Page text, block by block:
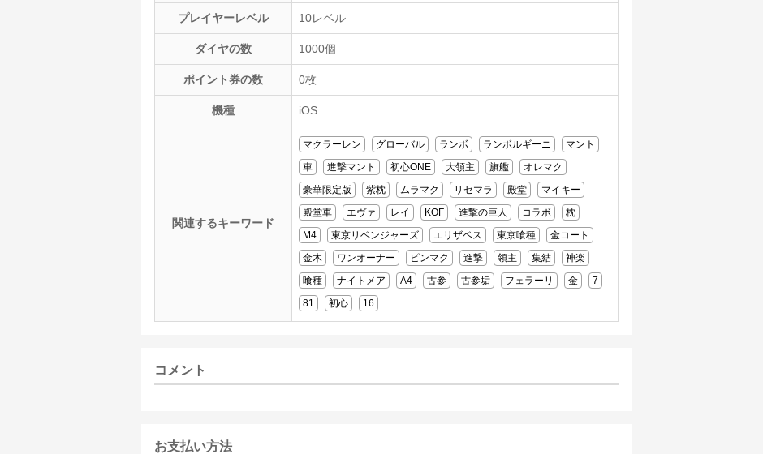
プレイヤーレベル 10レベル
ダイヤの数 1000個
ポイント券の数 0枚
機種 iOS
関連するキーワード
マクラーレン グローバル ランボ ランボルギーニ
マント
車
進撃マント 初心ONE 大領主 旗艦
オレマク
豪華限定版
紫枕 ムラマク リセマラ 殿堂
マイキー
殿堂車
エヴァ レイ KOF 進撃の巨人 コラボ
枕
M4
東京リベンジャーズ エリザベス 東京喰種
金コート
金木
ワンオーナー ピンマク 進撃 領主 集結
神楽
喰種
ナイトメア A4 古参 古参垢 フェラーリ 金
7
81
初心 16
コメント
お支払い方法